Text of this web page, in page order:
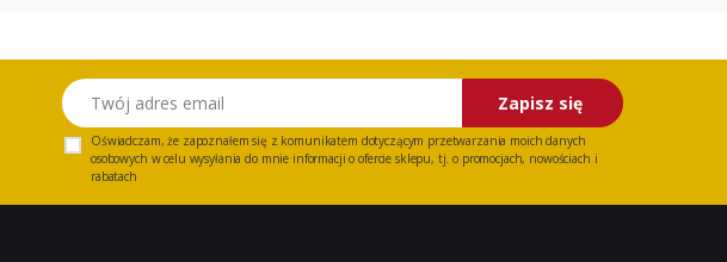
Twój adres email
Zapisz się
Oświadczam, że zapoznałem się z komunikatem dotyczącym przetwarzania moich danych
osobowych w celu wysyłania do mnie informacji o ofercie sklepu, tj. o promocjach, nowościach i
rabatach